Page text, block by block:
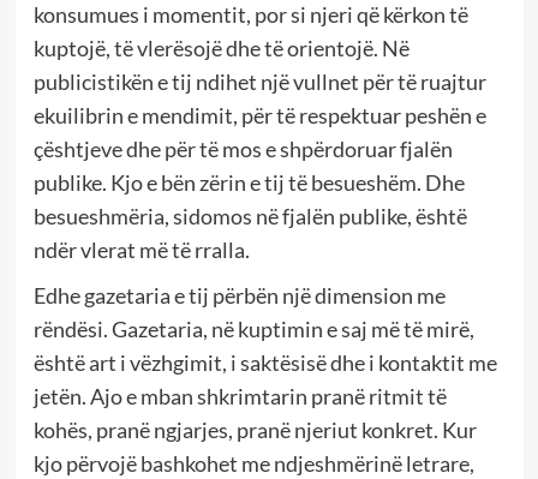
konsumues i momentit, por si njeri që kërkon të
kuptojë, të vlerësojë dhe të orientojë. Në
publicistikën e tij ndihet një vullnet për të ruajtur
ekuilibrin e mendimit, për të respektuar peshën e
çështjeve dhe për të mos e shpërdoruar fjalën
publike. Kjo e bën zërin e tij të besueshëm. Dhe
besueshmëria, sidomos në fjalën publike, është
ndër vlerat më të rralla.
Edhe gazetaria e tij përbën një dimension me
rëndësi. Gazetaria, në kuptimin e saj më të mirë,
është art i vëzhgimit, i saktësisë dhe i kontaktit me
jetën. Ajo e mban shkrimtarin pranë ritmit të
kohës, pranë ngjarjes, pranë njeriut konkret. Kur
kjo përvojë bashkohet me ndjeshmërinë letrare,